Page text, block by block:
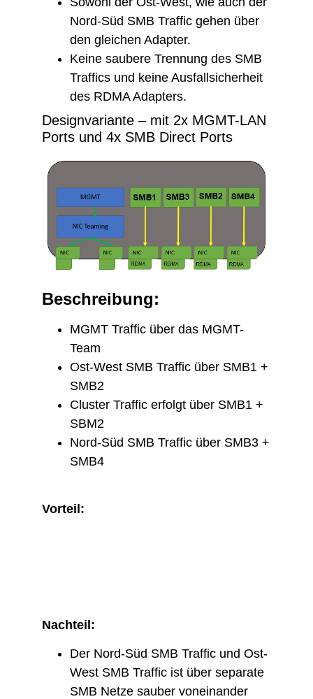
Nord-Süd SMB Traffic gehen über
den gleichen Adapter.
Keine saubere Trennung des SMB
Traffics und keine Ausfallsicherheit
des RDMA Adapters.
Designvariante – mit 2x MGMT-LAN
Ports und 4x SMB Direct Ports
Beschreibung:
MGMT Traffic über das MGMT-
Team
Ost-West SMB Traffic über SMB1 +
SMB2
Cluster Traffic erfolgt über SMB1 +
SBM2
Nord-Süd SMB Traffic über SMB3 +
SMB4
Vorteil:
Nachteil:
Der Nord-Süd SMB Traffic und Ost-
West SMB Traffic ist über separate
SMB Netze sauber voneinander